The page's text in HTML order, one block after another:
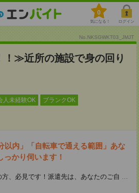
0
気になる！ ログイン
No.NKSGWKT03_JMJT
≫近所の施設で身の回り
人未経験OK ブランクOK
以内」「自転車で通える範囲」あな
っかり伺います！
、必見です！派遣先は、あなたのご自 ...